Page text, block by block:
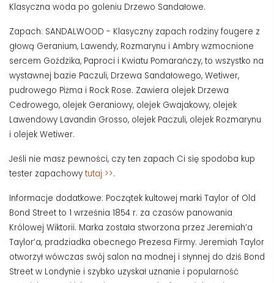
Klasyczna woda po goleniu Drzewo Sandałowe.
Zapach: SANDALWOOD - Klasyczny zapach rodziny fougere z
głową Geranium, Lawendy, Rozmarynu i Ambry wzmocnione
sercem Goździka, Paproci i Kwiatu Pomarańczy, to wszystko na
wystawnej bazie Paczuli, Drzewa Sandałowego, Wetiwer,
pudrowego Piżma i Rock Rose. Zawiera olejek Drzewa
Cedrowego, olejek Geraniowy, olejek Gwajakowy, olejek
Lawendowy Lavandin Grosso, olejek Paczuli, olejek Rozmarynu
i olejek Wetiwer.
Jeśli nie masz pewności, czy ten zapach Ci się spodoba kup
tester zapachowy tutaj >>.
Informacje dodatkowe: Początek kultowej marki Taylor of Old
Bond Street to 1 września 1854 r. za czasów panowania
Królowej Wiktorii. Marka została stworzona przez Jeremiah’a
Taylor’a, pradziadka obecnego Prezesa Firmy. Jeremiah Taylor
otworzył wówczas swój salon na modnej i słynnej do dziś Bond
Street w Londynie i szybko uzyskał uznanie i popularność